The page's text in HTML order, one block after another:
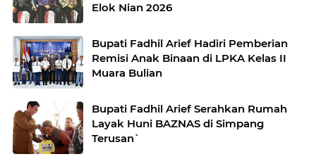
Elok Nian 2026
Bupati Fadhil Arief Hadiri Pemberian
Remisi Anak Binaan di LPKA Kelas II
Muara Bulian
Bupati Fadhil Arief Serahkan Rumah
Layak Huni BAZNAS di Simpang
Terusan`